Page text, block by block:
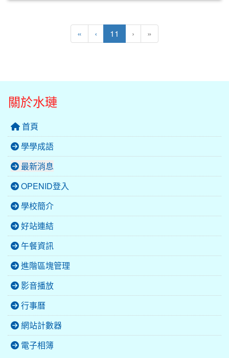
« 第一頁
‹ 上一頁
11 (目前頁次)
› »
關於水璉
首頁
學學成語
最新消息
OPENID登入
學校簡介
好站連結
午餐資訊
進階區塊管理
影音播放
行事曆
網站計數器
電子相簿